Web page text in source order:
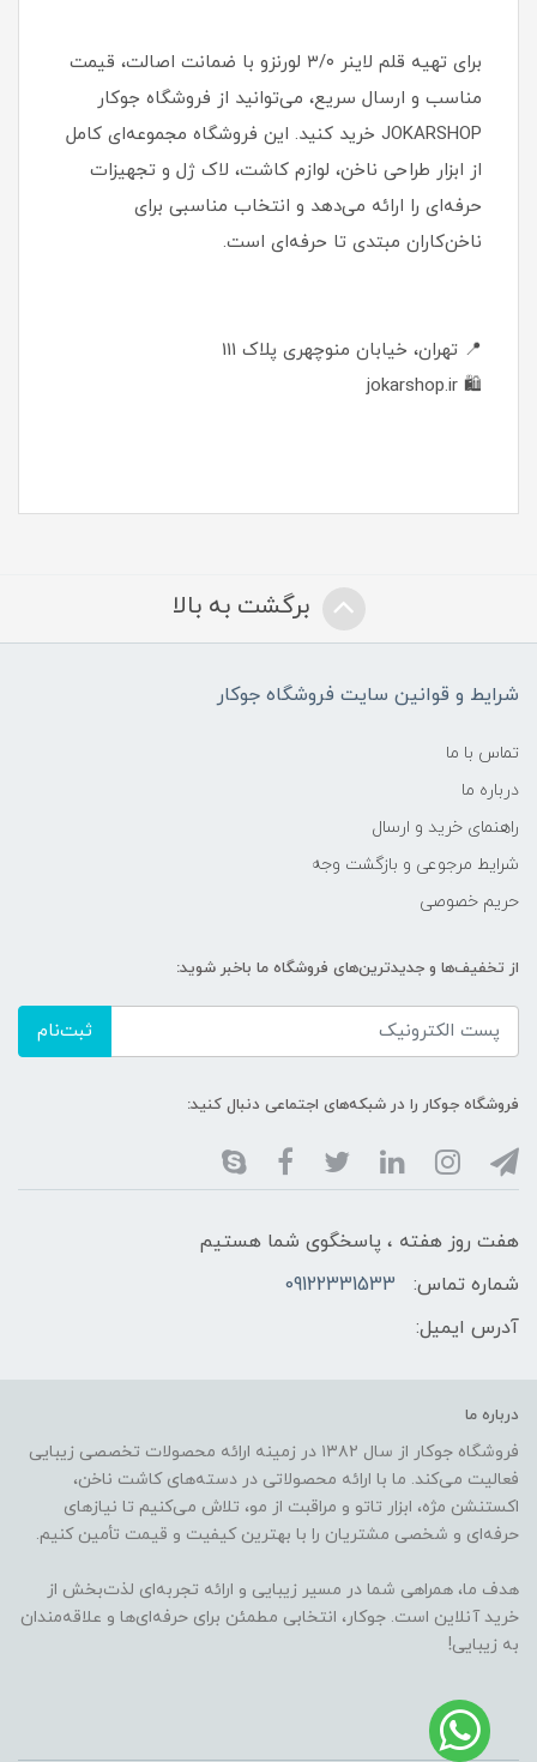
برای تهیه قلم لاینر ۳/۰ لورنزو با ضمانت اصالت، قیمت
مناسب و ارسال سریع، می‌توانید از فروشگاه جوکار
JOKARSHOP خرید کنید. این فروشگاه مجموعه‌ای کامل
از ابزار طراحی ناخن، لوازم کاشت، لاک ژل و تجهیزات
حرفه‌ای را ارائه می‌دهد و انتخاب مناسبی برای
ناخن‌کاران مبتدی تا حرفه‌ای است.
📍 تهران، خیابان منوچهری پلاک 111
🛍 jokarshop.ir
برگشت به بالا
شرایط و قوانین سایت فروشگاه جوکار
تماس با ما
درباره ما
راهنمای خرید و ارسال
شرایط مرجوعی و بازگشت وجه
حریم خصوصی
از تخفیف‌ها و جدیدترین‌های فروشگاه ما باخبر شوید:
ثبت‌نام
فروشگاه جوکار را در شبکه‌های اجتماعی دنبال کنید:
هفت روز هفته ، پاسخگوی شما هستیم
شماره تماس:
09122331533
آدرس ایمیل:
درباره ما
فروشگاه جوکار از سال ۱۳۸۲ در زمینه ارائه محصولات تخصصی زیبایی
فعالیت می‌کند. ما با ارائه محصولاتی در دسته‌های کاشت ناخن،
اکستنشن مژه، ابزار تاتو و مراقبت از مو، تلاش می‌کنیم تا نیازهای
حرفه‌ای و شخصی مشتریان را با بهترین کیفیت و قیمت تأمین کنیم.
هدف ما، همراهی شما در مسیر زیبایی و ارائه تجربه‌ای لذت‌بخش از
خرید آنلاین است. جوکار، انتخابی مطمئن برای حرفه‌ای‌ها و علاقه‌مندان
به زیبایی!